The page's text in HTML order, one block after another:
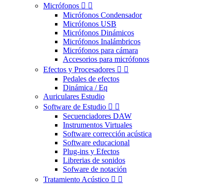
Micrófonos  
Micrófonos Condensador
Micrófonos USB
Micrófonos Dinámicos
Micrófonos Inalámbricos
Micrófonos para cámara
Accesorios para micrófonos
Efectos y Procesadores  
Pedales de efectos
Dinámica / Eq
Auriculares Estudio
Software de Estudio  
Secuenciadores DAW
Instrumentos Virtuales
Software corrección acústica
Software educacional
Plug-ins y Efectos
Librerias de sonidos
Sofware de notación
Tratamiento Acústico  